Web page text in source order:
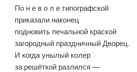
По н е в о л е типографской
приказали наконец
подновить печальной краской
загородный праздничный Дворец.
И когда унылый колер
за решёткой разлился —